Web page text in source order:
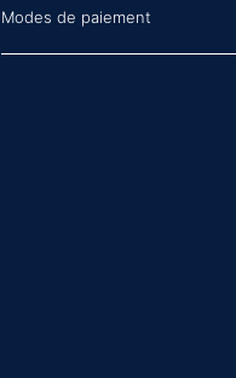
Modes de paiement